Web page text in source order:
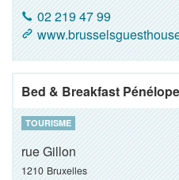
02 219 47 99
Bed & Breakfast Pénélope
TOURISME
rue Gillon
1210 Bruxelles